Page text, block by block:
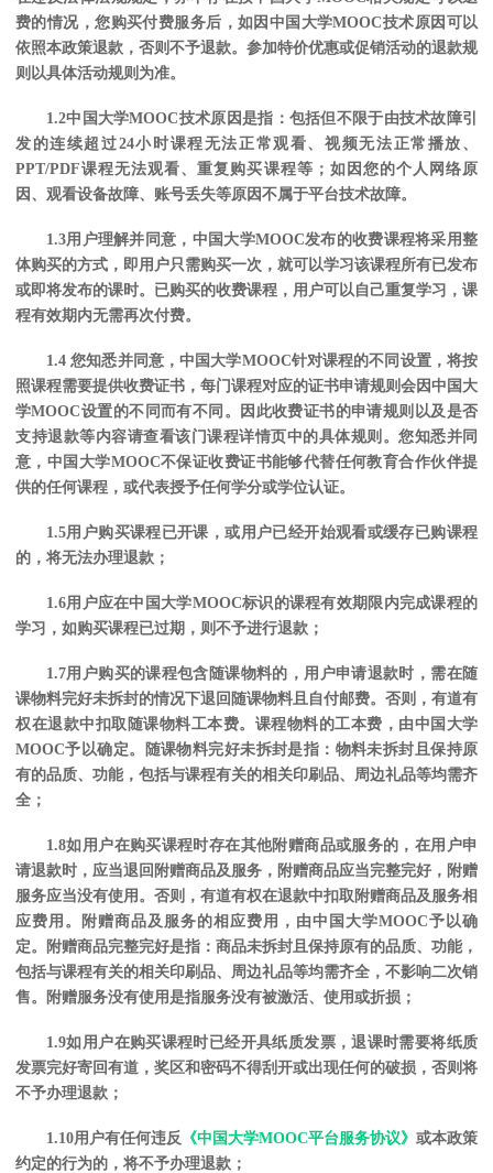
费的情况，您购买付费服务后，如 因中国大学MOOC技术原因可以
依照本政策退款，否则不予退款。参加特价优惠或促销活动的退款规
则以具体活动规则为准。
1.2中国大学MOOC技术原因是指：包括但不限于由技术故障引
发的连续超过24小时课程无法正常观看、视频无法正常播放、
PPT/PDF课程无法观看、重复购买课程等；如因您的个人网络原
因、观看设备故障、账号丢失等原因不属于平台技术故障。
1.3用户理解并同意，中国大学MOOC发布的收费课程将采用整
体购买的方式，即用户只需购买一次，就可以学习该课程所有已发布
或即将发布的课时。已购买的收费课程，用户可以自己重复学习，课
程有效期内无需再次付费。
1.4 您知悉并同意，中国大学MOOC针对课程的不同设置，将按
照课程需要提供收费证书，每门课程对应的证书申请规则会因中国大
学MOOC设置的不同而有不同。因此收费证书的申请规则以及是否
支持退款等内容请查看该门课程详情页中的具体规则。您知悉并同
意，中国大学MOOC不保证收费证书能够代替任何教育合作伙伴提
供的任何课程，或代表授予任何学分或学位认证。
1.5用户购买课程已开课，或用户已经开始观看或缓存已购课程
的，将无法办理退款；
1.6用户应在中国大学MOOC标识的课程有效期限内完成课程的
学习，如购买课程已过期，则不予进行退款；
1.7用户购买的课程包含随课物料的，用户申请退款时， 需在随
课物料完好未拆封的情况下退回随课物料且自付邮费。否则，有道有
权在退款中扣取随课物料工本费。课程物料的工本费，由中国大学
MOOC予以确定。
随课物料完好未拆封是指：物料未拆封且保持原
有的品质、功能，包括与课程有关的相关印刷品、周边礼品等均需齐
全；
1.8如用户在购买课程时存在其他附赠商品或服务的，在用户申
请退款时，应当退回附赠商品及服务，附赠商品应当完整完好，附赠
服务应当没有使用。 否则，有道有权在退款中扣取附赠商品及服务相
应费用。附赠商品及服务的相应费用，由中国大学MOOC予以确
定。
附赠商品完整完好是指：商品未拆封且保持原有的品质、功能，
包括与课程有关的相关印刷品、周边礼品等均需齐全，不影响二次销
售。附赠服务没有使用是指服务没有被激活、使用或折损；
1.9如用户在购买课程时已经开具纸质发票，退课时需要将纸质
发票完好寄回有道，奖区和密码不得刮开或出现任何的破损，否则将
不予办理退款；
1.10用户有任何违反 《中国大学MOOC平台服务协议》 或本政策
约定的行为的，将不予办理退款；